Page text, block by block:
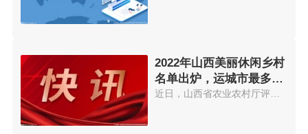
2022年山西美丽休闲乡村
名单出炉，运城市最多，
7个村入选
近日，山西省农业农村厅评选出太...